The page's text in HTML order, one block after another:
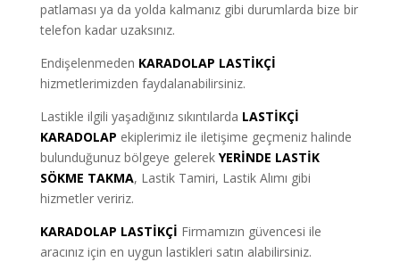
patlaması ya da yolda kalmanız gibi durumlarda bize bir
telefon kadar uzaksınız.
Endişelenmeden KARADOLAP LASTİKÇİ
hizmetlerimizden faydalanabilirsiniz.
Lastikle ilgili yaşadığınız sıkıntılarda LASTİKÇİ
KARADOLAP ekiplerimiz ile iletişime geçmeniz halinde
bulunduğunuz bölgeye gelerek YERİNDE LASTİK
SÖKME TAKMA, Lastik Tamiri, Lastik Alımı gibi
hizmetler veririz.
KARADOLAP LASTİKÇİ Firmamızın güvencesi ile
aracınız için en uygun lastikleri satın alabilirsiniz.